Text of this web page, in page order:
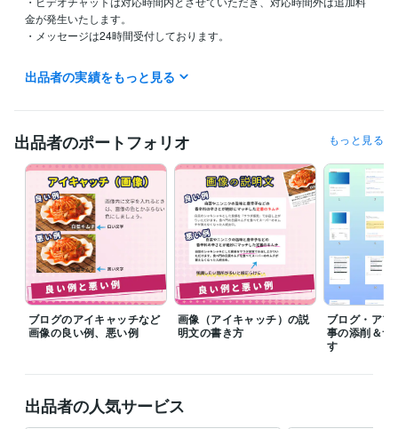
金が発生いたします。
・メッセージは24時間受付しております。
◆お休み◆
土日祝、GW、お盆期間（8月13日～15日）、年末年始（12月30日～1月
お急ぎの場合は、かならず見積り・相談から納期を相談していただける
と助かります。
経験職種
エンジニア / システムエンジニア 経験年数 : 5年
Webサービス・制作 / Webコンテンツ企画・編集 経験年数 : 13年
マーケティング / コンテンツマーケティング・SEO 経験年数 : 10年
マーケティング / 商品企画・開発 経験年数 : 5年
コンサルタント / システム・ネットワークコンサルタント
経験年数 :
3年
職歴
情報センター プログラマー 1993年3月 ~ 1997年2月
1997年7月 ~ 1999年11月
パソコン塾経営 1999年12月 ~ 2002年11月
出品者の実績をもっと見る
出品者のポートフォリオ もっと見る
ブログのアイキャッチなど
画像の良い例、悪い例
画像（アイキャッチ）の説
明文の書き方
ブログ・アフ
事の添削＆サ
す
出品者の人気サービス